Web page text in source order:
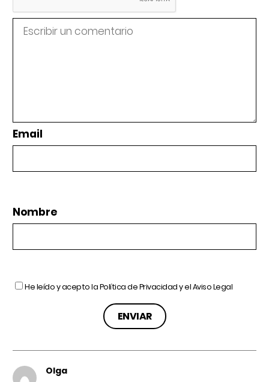
Email
Nombre
He leído y acepto laPolítica de Privacidady elAviso Legal
Olga